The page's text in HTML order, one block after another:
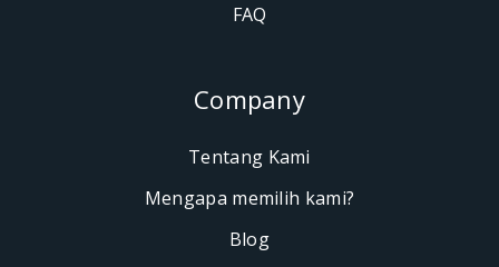
FAQ
Company
Tentang Kami
Mengapa memilih kami?
Blog